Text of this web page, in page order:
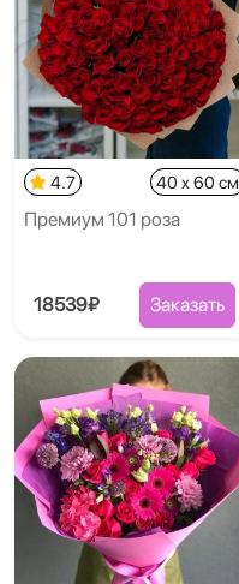
4.7 40 x 60 см
Премиум 101 роза
18539₽ Заказать